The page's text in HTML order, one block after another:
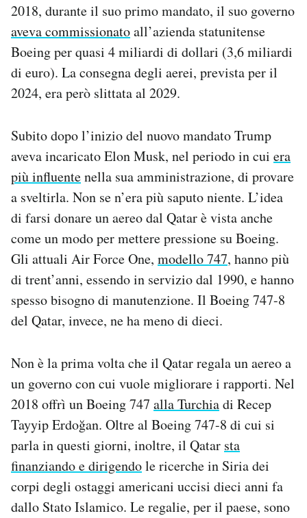
2018, durante il suo primo mandato, il suo governo
aveva commissionatoall’azienda statunitense
Boeing per quasi 4 miliardi di dollari (3,6 miliardi
di euro). La consegna degli aerei, prevista per il
2024, era però slittata al 2029.
Subito dopo l’inizio del nuovo mandato Trump
aveva incaricato Elon Musk, nel periodo in cui era
più influentenella sua amministrazione, di provare
a sveltirla. Non se n’era più saputo niente. L’idea
di farsi donare un aereo dal Qatar è vista anche
come un modo per mettere pressione su Boeing.
Gli attuali Air Force One, modello 747, hanno più
di trent’anni, essendo in servizio dal 1990, e hanno
spesso bisogno di manutenzione. Il Boeing 747-8
del Qatar, invece, ne ha meno di dieci.
Non è la prima volta che il Qatar regala un aereo a
un governo con cui vuole migliorare i rapporti. Nel
2018 offrì un Boeing 747 alla Turchiadi Recep
Tayyip Erdoğan. Oltre al Boeing 747-8 di cui si
parla in questi giorni, inoltre, il Qatar sta
finanziando e dirigendole ricerche in Siria dei
corpi degli ostaggi americani uccisi dieci anni fa
dallo Stato Islamico. Le regalie, per il paese, sono